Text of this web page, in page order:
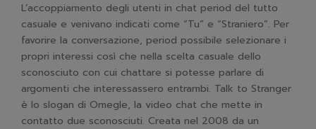
L’accoppiamento degli utenti in chat period del tutto
casuale e venivano indicati come “Tu” e “Straniero”. Per
favorire la conversazione, period possibile selezionare i
propri interessi così che nella scelta casuale dello
sconosciuto con cui chattare si potesse parlare di
argomenti che interessassero entrambi. Talk to Stranger
è lo slogan di Omegle, la video chat che mette in
contatto due sconosciuti. Creata nel 2008 da un